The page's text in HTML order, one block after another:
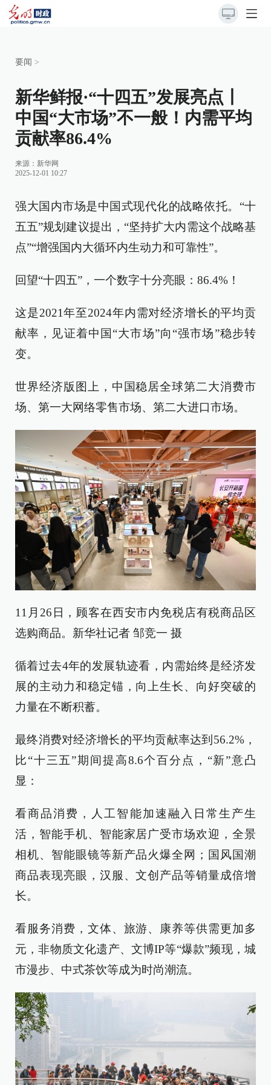
要闻 >
新华鲜报·“十四五”发展亮点丨
中国“大市场”不一般！内需平均
贡献率86.4%
来源： 新华网
2025-12-01 10:27
强大国内市场是中国式现代化的战略依托。“十
五五”规划建议提出，“坚持扩大内需这个战略基
点”“增强国内大循环内生动力和可靠性”。
回望“十四五”，一个数字十分亮眼：86.4%！
这是2021年至2024年内需对经济增长的平均贡
献率，见证着中国“大市场”向“强市场”稳步转
变。
世界经济版图上，中国稳居全球第二大消费市
场、第一大网络零售市场、第二大进口市场。
11月26日，顾客在西安市内免税店有税商品区
选购商品。新华社记者 邹竞一 摄
循着过去4年的发展轨迹看，内需始终是经济发
展的主动力和稳定锚，向上生长、向好突破的
力量在不断积蓄。
最终消费对经济增长的平均贡献率达到56.2%，
比“十三五”期间提高8.6个百分点，“新”意凸
显：
看商品消费，人工智能加速融入日常生产生
活，智能手机、智能家居广受市场欢迎，全景
相机、智能眼镜等新产品火爆全网；国风国潮
商品表现亮眼，汉服、文创产品等销量成倍增
长。
看服务消费，文体、旅游、康养等供需更加多
元，非物质文化遗产、文博IP等“爆款”频现，城
市漫步、中式茶饮等成为时尚潮流。